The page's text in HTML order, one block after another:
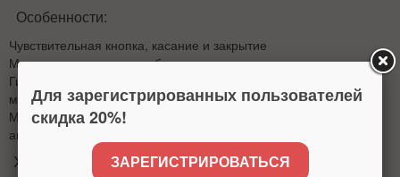
Особенности:
Чувствительная кнопка, касание и закрытие
Механическая связь, стабильная в использовании
Гибкий поворотный шар на 360 °, поддерживает
многоуровневую регулировку
Может быть прочно закреплен на вентиляционном отверстии
автомобиля
Характеристики:
Для зарегистрированных пользователей
скидка 20%!
ЗАРЕГИСТРИРОВАТЬСЯ